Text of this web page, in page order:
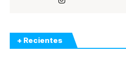
+ Recientes